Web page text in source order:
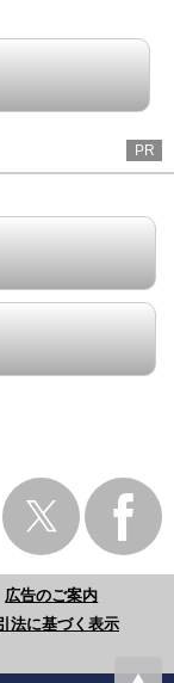
PR
広告のご案内
法に基づく表示